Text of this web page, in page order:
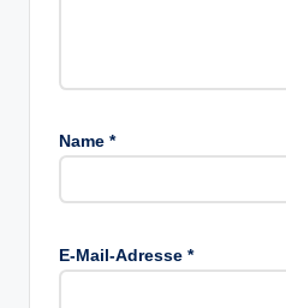
Name *
E-Mail-Adresse *